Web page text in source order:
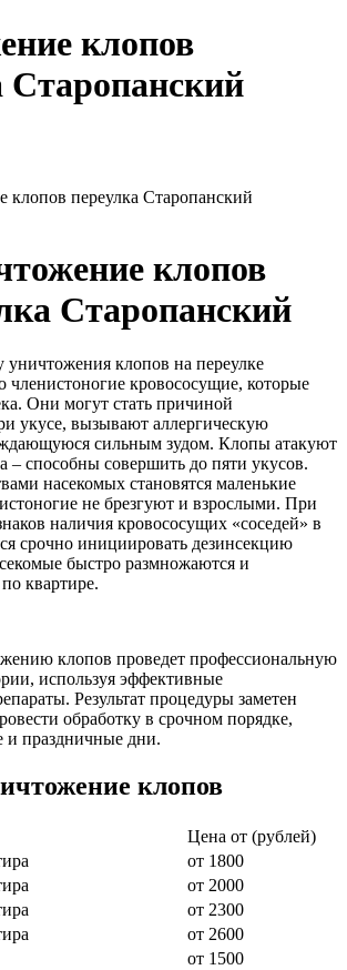
клопов
Старопанский
клопов переулка Старопанский
клопов
Старопанский
уничтожения клопов на переулке
членистоногие кровососущие, которые
Они могут стать причиной
укусе, вызывают аллергическую
сильным зудом. Клопы атакуют
– способны совершить до пяти укусов.
насекомых становятся маленькие
не брезгуют и взрослыми. При
наличия кровососущих «соседей» в
срочно инициировать дезинсекцию
быстро размножаются и
квартире.
клопов проведет профессиональную
используя эффективные
Результат процедуры заметен
обработку в срочном порядке,
и праздничные дни.
клопов
Цена от (рублей)
от 1800
от 2000
от 2300
от 2600
от 1500